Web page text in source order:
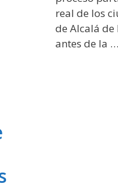
real de los
de Alcalá de
antes de la …